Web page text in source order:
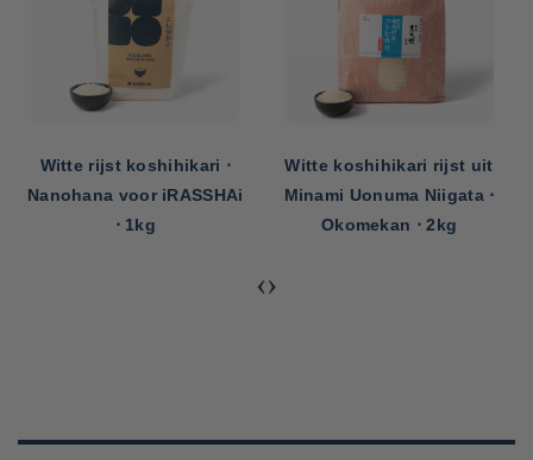
Witte rijst koshihikari ⋅
Nanohana voor iRASSHAi
⋅ 1kg
Witte koshihikari rijst uit
Minami Uonuma Niigata ⋅
Okomekan ⋅ 2kg
‹›